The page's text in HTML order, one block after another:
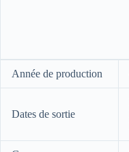
Année de production
Dates de sortie